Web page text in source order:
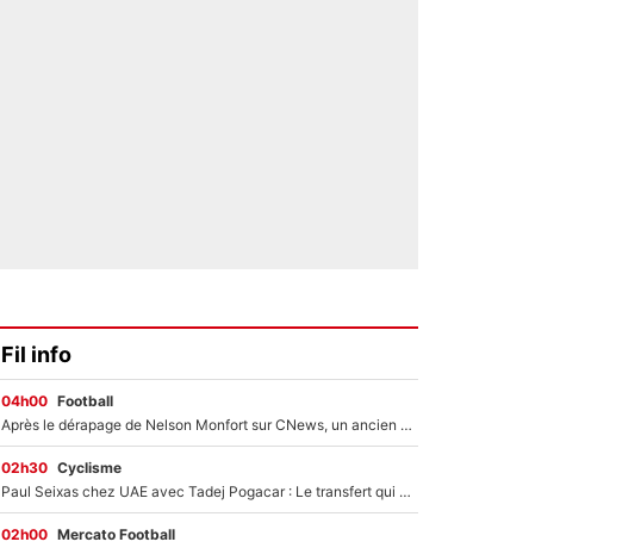
Fil info
04h00 Football
Après le dérapage de Nelson Monfort sur CNews, un ancien journaliste de France Télévisions relance la polémique sur les incendies en Gironde
02h30 Cyclisme
Paul Seixas chez UAE avec Tadej Pogacar : Le transfert qui effraie le peloton, «c’est la pire des choses qui puisse arriver»
02h00 Mercato Football